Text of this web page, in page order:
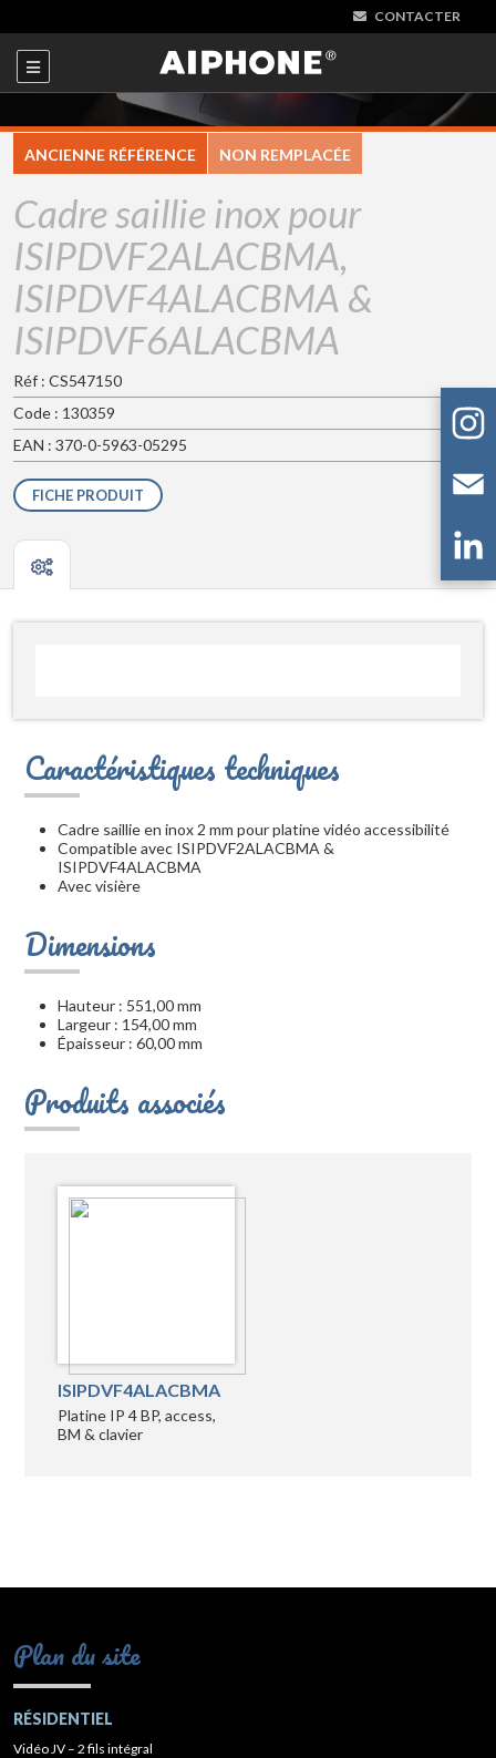
CONTACTER
ANCIENNE RÉFÉRENCE NON REMPLACÉE
Cadre saillie inox pour
ISIPDVF2ALACBMA,
ISIPDVF4ALACBMA &
ISIPDVF6ALACBMA
Réf : CS547150
Code : 130359
EAN : 370-0-5963-05295
FICHE PRODUIT
Caractéristiques techniques
Cadre saillie en inox 2 mm pour platine vidéo accessibilité
Compatible avec ISIPDVF2ALACBMA &
ISIPDVF4ALACBMA
Avec visière
Dimensions
Hauteur : 551,00 mm
Largeur : 154,00 mm
Épaisseur : 60,00 mm
Produits associés
ISIPDVF4ALACBMA
Platine IP 4 BP, access,
BM & clavier
Plan du site
RÉSIDENTIEL
Vidéo JV – 2 fils intégral